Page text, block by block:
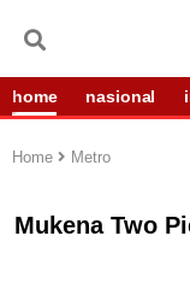
home nasional
Home Metro
Mukena Two